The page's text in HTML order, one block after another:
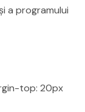
a programului
top: 20px